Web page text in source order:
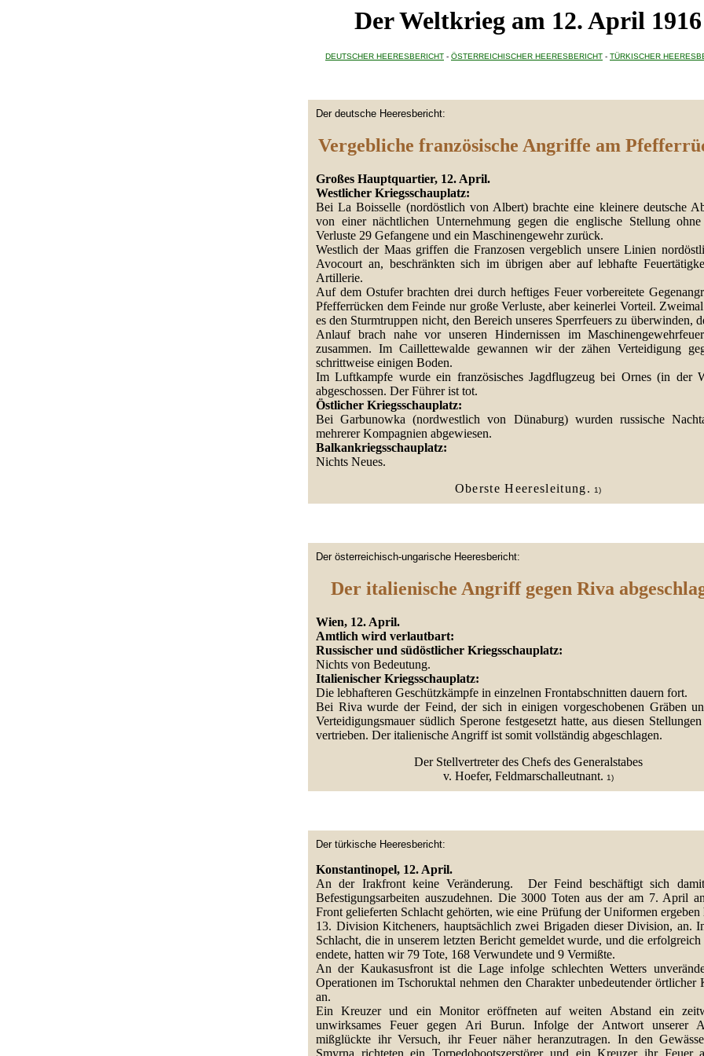
Der Weltkrieg am 12. April 1916
DEUTSCHER HEERESBERICHT - ÖSTERREICHISCHER HEERESBERICHT - TÜRKISCHER
Der deutsche Heeresbericht:
Vergebliche französische Angriffe am
Großes Hauptquartier, 12. April.
Westlicher Kriegsschauplatz:
Bei La Boisselle (nordöstlich von Albert) brachte eine kleinere deutsche
von einer nächtlichen Unternehmung gegen die englische Stellung ohne
Verluste 29 Gefangene und ein Maschinengewehr zurück.
Westlich der Maas griffen die Franzosen vergeblich unsere Linien
Avocourt an, beschränkten sich im übrigen aber auf lebhafte
Artillerie.
Auf dem Ostufer brachten drei durch heftiges Feuer vorbereitete
Pfefferrücken dem Feinde nur große Verluste, aber keinerlei Vorteil.
es den Sturmtruppen nicht, den Bereich unseres Sperrfeuers zu überwinden,
Anlauf brach nahe vor unseren Hindernissen im
zusammen. Im Caillettewalde gewannen wir der zähen Verteidigung
schrittweise einigen Boden.
Im Luftkampfe wurde ein französisches Jagdflugzeug bei Ornes (in der
abgeschossen. Der Führer ist tot.
Östlicher Kriegsschauplatz:
Bei Garbunowka (nordwestlich von Dünaburg) wurden russische
mehrerer Kompagnien abgewiesen.
Balkankriegsschauplatz:
Nichts Neues.
Oberste Heeresleitung. 1)
Der österreichisch-ungarische Heeresbericht:
Der italienische Angriff gegen Riva
Wien, 12. April.
Amtlich wird verlautbart:
Russischer und südöstlicher Kriegsschauplatz:
Nichts von Bedeutung.
Italienischer Kriegsschauplatz:
Die lebhafteren Geschützkämpfe in einzelnen Frontabschnitten dauern fort.
Bei Riva wurde der Feind, der sich in einigen vorgeschobenen Gräben
Verteidigungsmauer südlich Sperone festgesetzt hatte, aus diesen
vertrieben. Der italienische Angriff ist somit vollständig abgeschlagen.
Der Stellvertreter des Chefs des Generalstabes
v. Hoefer, Feldmarschalleutnant. 1)
Der türkische Heeresbericht:
Konstantinopel, 12. April.
An der Irakfront keine Veränderung. Der Feind beschäftigt sich
Befestigungsarbeiten auszudehnen. Die 3000 Toten aus der am 7. April
Front gelieferten Schlacht gehörten, wie eine Prüfung der Uniformen ergeben
13. Division Kitcheners, hauptsächlich zwei Brigaden dieser Division, an.
Schlacht, die in unserem letzten Bericht gemeldet wurde, und die
endete, hatten wir 79 Tote, 168 Verwundete und 9 Vermißte.
An der Kaukasusfront ist die Lage infolge schlechten Wetters
Operationen im Tschoruktal nehmen den Charakter unbedeutender örtlicher
an.
Ein Kreuzer und ein Monitor eröffneten auf weiten Abstand ein
unwirksames Feuer gegen Ari Burun. Infolge der Antwort unserer
mißglückte ihr Versuch, ihr Feuer näher heranzutragen. In den